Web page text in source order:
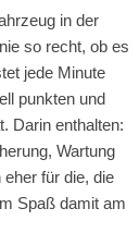
in der
so recht, ob es
jede Minute
punkten und
Darin enthalten:
Wartung
für die, die
Spaß damit am